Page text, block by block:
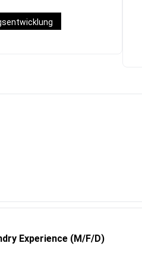
Experience (M/F/D)